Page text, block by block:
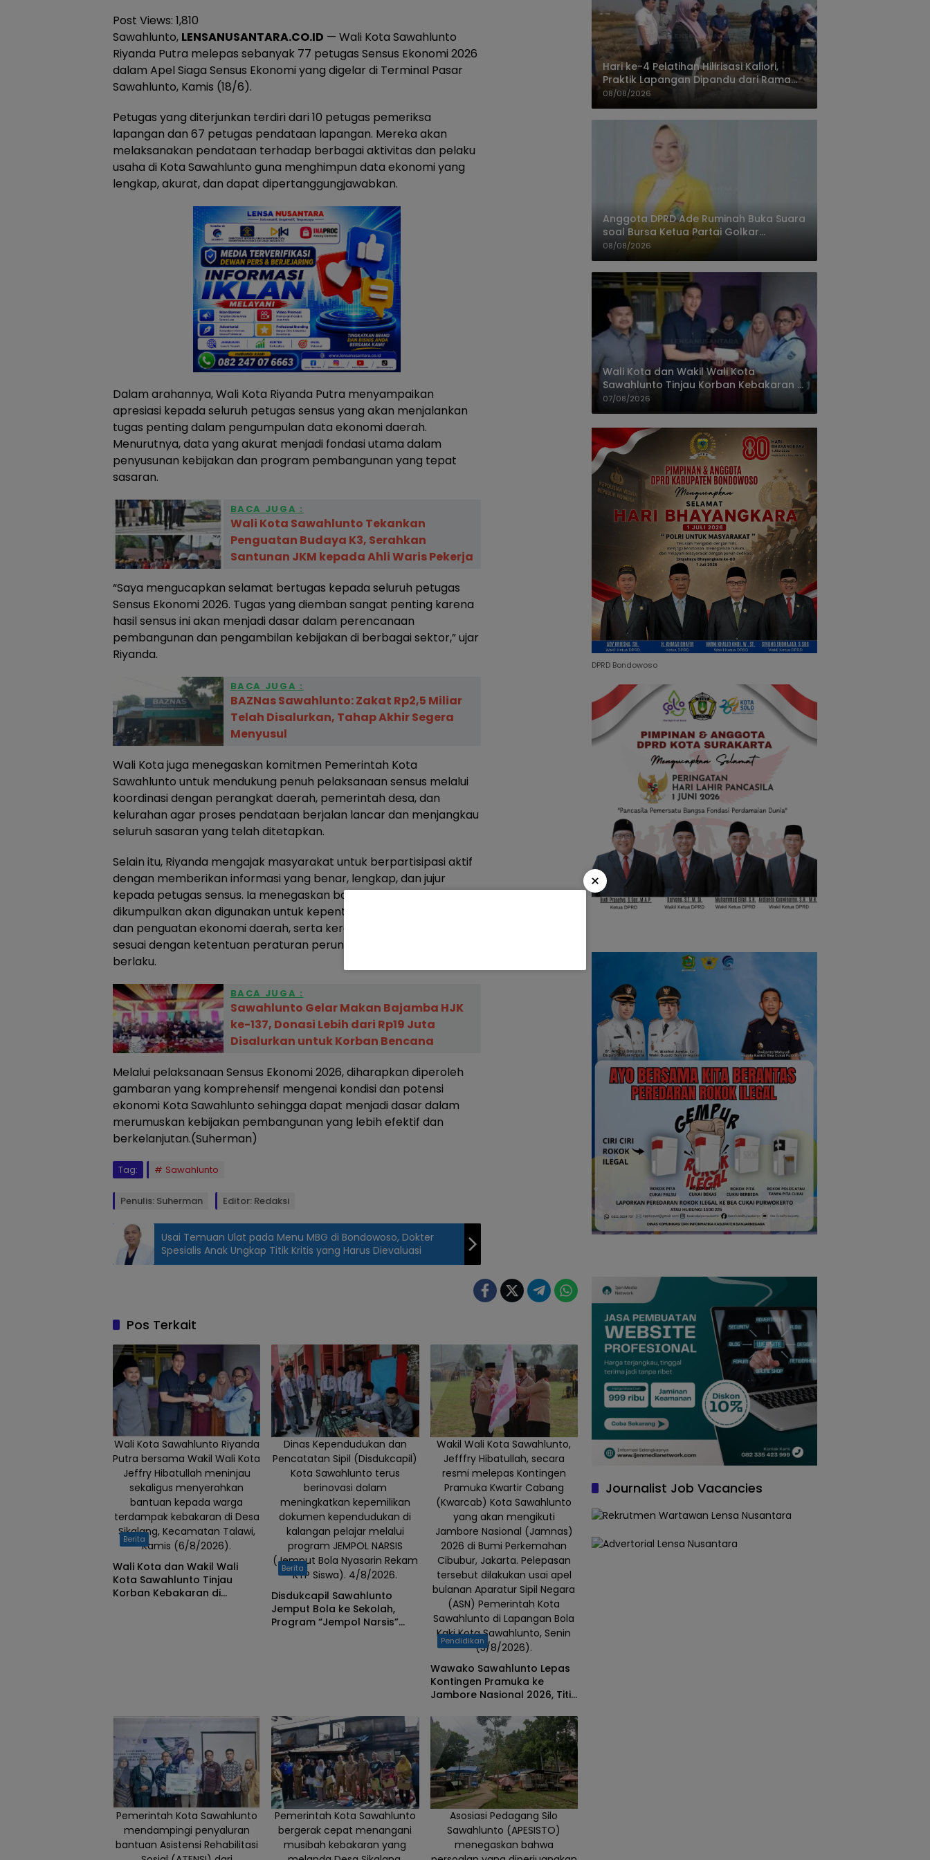
Post Views: 1,810
Sawahlunto, LENSANUSANTARA.CO.ID — Wali Kota Sawahlunto
Riyanda Putra melepas sebanyak 77 petugas Sensus Ekonomi 2026
dalam Apel Siaga Sensus Ekonomi yang digelar di Terminal Pasar
Sawahlunto, Kamis (18/6).
Petugas yang diterjunkan terdiri dari 10 petugas pemeriksa
lapangan dan 67 petugas pendataan lapangan. Mereka akan
melaksanakan pendataan terhadap berbagai aktivitas dan pelaku
usaha di Kota Sawahlunto guna menghimpun data ekonomi yang
lengkap, akurat, dan dapat dipertanggungjawabkan.
Dalam arahannya, Wali Kota Riyanda Putra menyampaikan
apresiasi kepada seluruh petugas sensus yang akan menjalankan
tugas penting dalam pengumpulan data ekonomi daerah.
Menurutnya, data yang akurat menjadi fondasi utama dalam
penyusunan kebijakan dan program pembangunan yang tepat
sasaran.
BACA JUGA :
Wali Kota Sawahlunto Tekankan
Penguatan Budaya K3, Serahkan
Santunan JKM kepada Ahli Waris Pekerja
“Saya mengucapkan selamat bertugas kepada seluruh petugas
Sensus Ekonomi 2026. Tugas yang diemban sangat penting karena
hasil sensus ini akan menjadi dasar dalam perencanaan
pembangunan dan pengambilan kebijakan di berbagai sektor,” ujar
Riyanda.
BACA JUGA :
BAZNas Sawahlunto: Zakat Rp2,5 Miliar
Telah Disalurkan, Tahap Akhir Segera
Menyusul
Wali Kota juga menegaskan komitmen Pemerintah Kota
Sawahlunto untuk mendukung penuh pelaksanaan sensus melalui
koordinasi dengan perangkat daerah, pemerintah desa, dan
kelurahan agar proses pendataan berjalan lancar dan menjangkau
seluruh sasaran yang telah ditetapkan.
Selain itu, Riyanda mengajak masyarakat untuk berpartisipasi aktif
dengan memberikan informasi yang benar, lengkap, dan jujur
kepada petugas sensus. Ia menegaskan bahwa data yang
dikumpulkan akan digunakan untuk kepentingan pembangunan
dan penguatan ekonomi daerah, serta kerahasiaannya dijamin
sesuai dengan ketentuan peraturan perundang-undangan yang
berlaku.
BACA JUGA :
Sawahlunto Gelar Makan Bajamba HJK
ke-137, Donasi Lebih dari Rp19 Juta
Disalurkan untuk Korban Bencana
Melalui pelaksanaan Sensus Ekonomi 2026, diharapkan diperoleh
gambaran yang komprehensif mengenai kondisi dan potensi
ekonomi Kota Sawahlunto sehingga dapat menjadi dasar dalam
merumuskan kebijakan pembangunan yang lebih efektif dan
berkelanjutan.(Suherman)
Tag: Sawahlunto
Penulis: Suherman Editor: Redaksi
Putra
sebanyak
77 petugas
Sensus
Ekonomi
2026 dalam
Apel Siaga
Sensus
Ekonomi
yang
digelar di
Terminal
Pasar
Sawahlunto,
Kamis
(18/6).
Usai Temuan Ulat pada Menu MBG di Bondowoso, Dokter
Spesialis Anak Ungkap Titik Kritis yang Harus Dievaluasi
Pos Terkait
Wali Kota Sawahlunto Riyanda
Putra bersama Wakil Wali Kota
Jeffry Hibatullah meninjau
sekaligus menyerahkan
bantuan kepada warga
terdampak kebakaran di Desa
Sikalang, Kecamatan Talawi,
Kamis (6/8/2026).
Berita
Wali Kota dan Wakil Wali
Kota Sawahlunto Tinjau
Korban Kebakaran di
Dinas Kependudukan dan
Pencatatan Sipil (Disdukcapil)
Kota Sawahlunto terus
berinovasi dalam
meningkatkan kepemilikan
dokumen kependudukan di
kalangan pelajar melalui
program JEMPOL NARSIS
(Jemput Bola Nyasarin Rekam
KTP Siswa). 4/8/2026.
Berita
Disdukcapil Sawahlunto
Jemput Bola ke Sekolah,
Program “Jempol Narsis”
Wakil Wali Kota Sawahlunto,
Jefffry Hibatullah, secara
resmi melepas Kontingen
Pramuka Kwartir Cabang
(Kwarcab) Kota Sawahlunto
yang akan mengikuti
Jambore Nasional (Jamnas)
2026 di Bumi Perkemahan
Cibubur, Jakarta. Pelepasan
tersebut dilakukan usai apel
bulanan Aparatur Sipil Negara
(ASN) Pemerintah Kota
Sawahlunto di Lapangan Bola
Kaki Kota Sawahlunto, Senin
(3/8/2026).
Pendidikan
Wawako Sawahlunto Lepas
Kontingen Pramuka ke
Jambore Nasional 2026, Titip
Daerah
Pemerintah Kota Sawahlunto
mendampingi penyaluran
bantuan Asistensi Rehabilitasi
Pemerintah Kota Sawahlunto
bergerak cepat menangani
musibah kebakaran yang
Asosiasi Pedagang Silo
Sawahlunto (APESISTO)
menegaskan bahwa
Hari ke-4 Pelatihan Hilirisasi Kaliori,
Praktik Lapangan Dipandu dari Rama
Shinta Cirebon
08/08/2026
Anggota DPRD Ade Ruminah Buka Suara
soal Bursa Ketua Partai Golkar
Pangandaran
08/08/2026
Wali Kota dan Wakil Wali Kota
Sawahlunto Tinjau Korban Kebakaran di
Sikalang, Pastikan Bantuan dan Perkuat
Mitigasi Bencana
07/08/2026
DPRD Bondowoso
Journalist Job Vacancies
×